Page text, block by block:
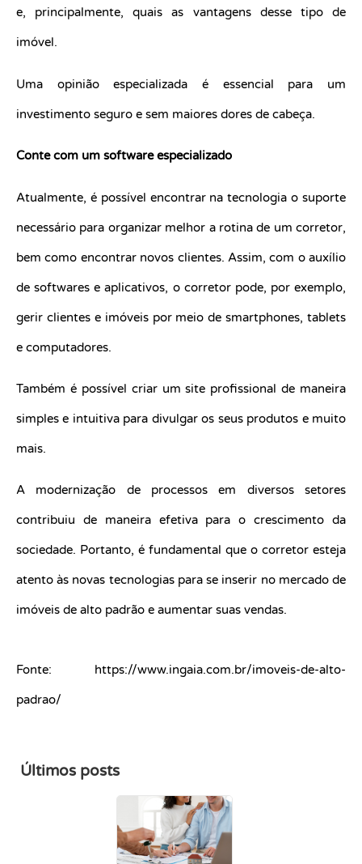
e, principalmente, quais as vantagens desse tipo de
imóvel.
Uma opinião especializada é essencial para um
investimento seguro e sem maiores dores de cabeça.
Conte com um software especializado
Atualmente, é possível encontrar na tecnologia o suporte
necessário para organizar melhor a rotina de um corretor,
bem como encontrar novos clientes. Assim, com o auxílio
de softwares e aplicativos, o corretor pode, por exemplo,
gerir clientes e imóveis por meio de smartphones, tablets
e computadores.
Também é possível criar um site profissional de maneira
simples e intuitiva para divulgar os seus produtos e muito
mais.
A modernização de processos em diversos setores
contribuiu de maneira efetiva para o crescimento da
sociedade. Portanto, é fundamental que o corretor esteja
atento às novas tecnologias para se inserir no mercado de
imóveis de alto padrão e aumentar suas vendas.
Fonte: https://www.ingaia.com.br/imoveis-de-alto-
padrao/
Últimos posts